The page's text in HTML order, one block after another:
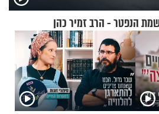
הנפטר - הרב זמיר כהן